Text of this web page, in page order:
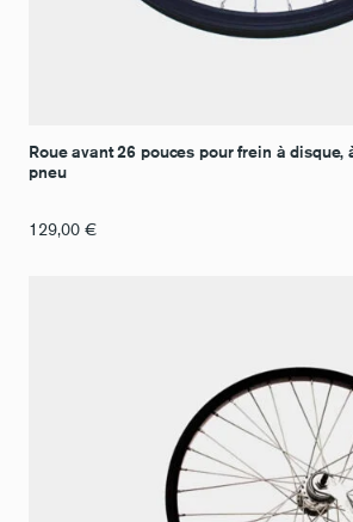
Roue avant 26 pouces pour frein à disque,
pneu
129,00 €